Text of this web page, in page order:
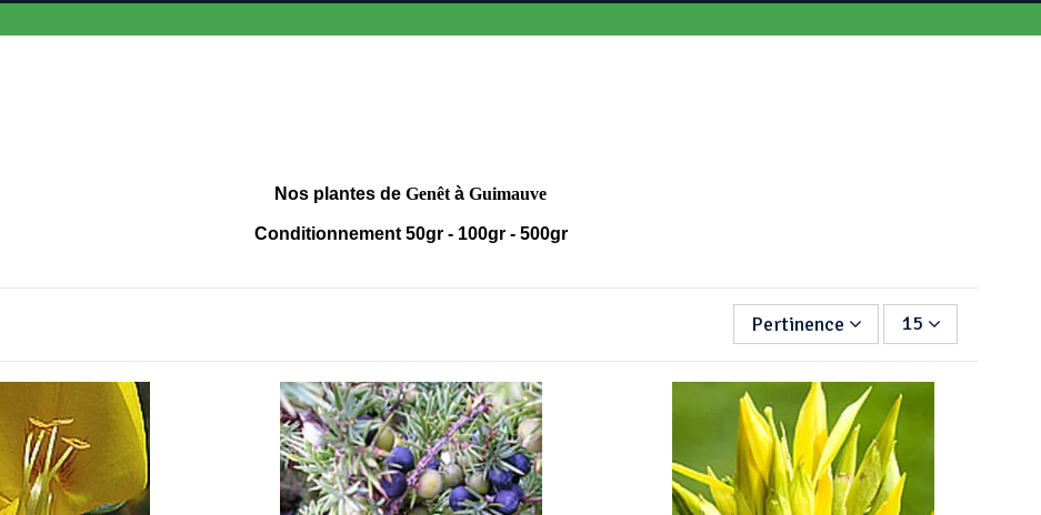
Nos plantes deGenêtàGuimauve
Conditionnement 50gr - 100gr - 500gr
Pertinence 15